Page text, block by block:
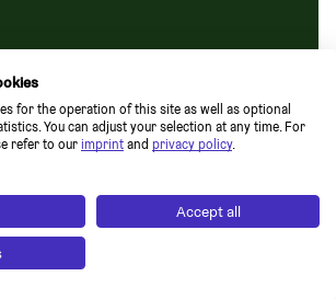
for the operation of this site as well as optional
You can adjust your selection at any time. For
refer to our imprint and privacy policy.
Accept all